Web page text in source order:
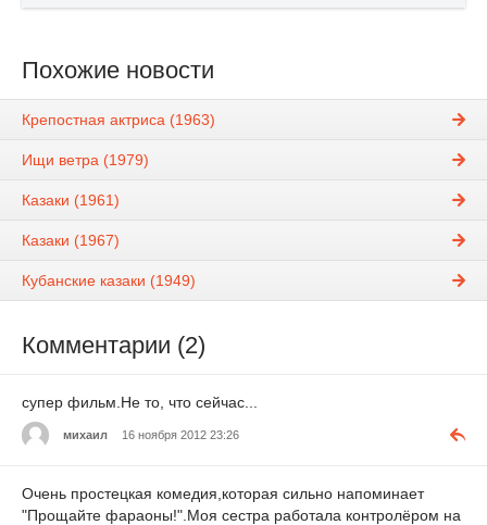
Похожие новости
Крепостная актриса (1963)
Ищи ветра (1979)
Казаки (1961)
Казаки (1967)
Кубанские казаки (1949)
Комментарии (2)
супер фильм.Не то, что сейчас...
михаил 16 ноября 2012 23:26
Очень простецкая комедия,которая сильно напоминает
"Прощайте фараоны!".Моя сестра работала контролёром на